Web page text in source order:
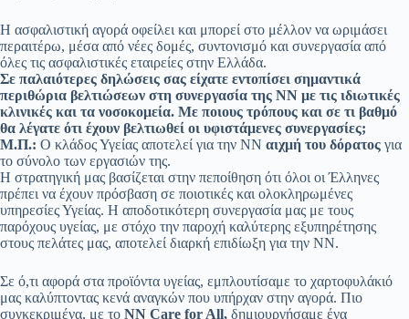
H ασφαλιστική αγορά οφείλει και μπορεί στο μέλλον να ωριμάσει
περαιτέρω, μέσα από νέες δομές, συντονισμό και συνεργασία από
όλες τις ασφαλιστικές εταιρείες στην Ελλάδα.
Σε παλαιότερες δηλώσεις σας είχατε εντοπίσει σημαντικά
περιθώρια βελτιώσεων στη συνεργασία της ΝΝ με τις ιδιωτικές
κλινικές και τα νοσοκομεία. Με ποιους τρόπους και σε τι βαθμό
θα λέγατε ότι έχουν βελτιωθεί οι υφιστάμενες συνεργασίες;
Μ.Π.: Ο κλάδος Υγείας αποτελεί για την ΝΝ αιχμή του δόρατος για
το σύνολο των εργασιών της.
Η στρατηγική μας βασίζεται στην πεποίθηση ότι όλοι οι Έλληνες
πρέπει να έχουν πρόσβαση σε ποιοτικές και ολοκληρωμένες
υπηρεσίες Υγείας. Η αποδοτικότερη συνεργασία μας με τους
παρόχους υγείας, με στόχο την παροχή καλύτερης εξυπηρέτησης
στους πελάτες μας, αποτελεί διαρκή επιδίωξη για την ΝΝ.
Σε ό,τι αφορά στα προϊόντα υγείας, εμπλουτίσαμε το χαρτοφυλάκιό
μας καλύπτοντας κενά αναγκών που υπήρχαν στην αγορά. Πιο
συγκεκριμένα, με το NN Care for All, δημιουργήσαμε ένα